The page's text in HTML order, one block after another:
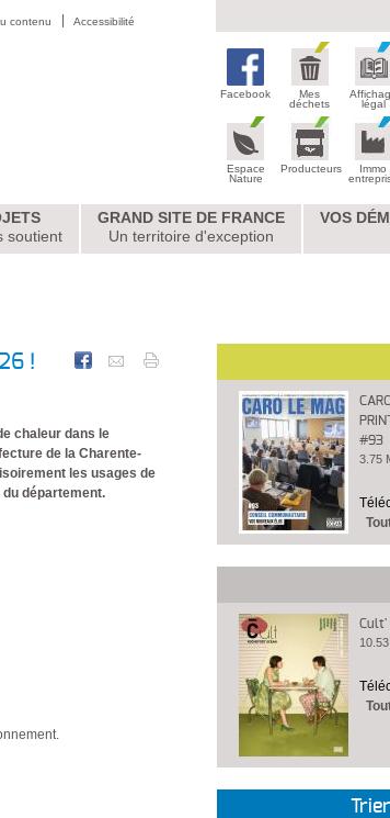
contenu Accessibilité
Facebook
Mes
déchets
légal
Espace
Nature
Producteurs
Immo
soutient
GRAND SITE DE FRANCE
Un territoire d'exception
VOS
!
chaleur dans le
de la Charente-
les usages de
du département.
#93
3.75
Cult'